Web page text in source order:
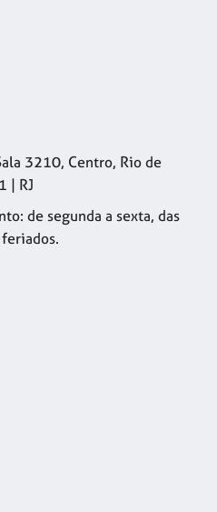
3210, Centro, Rio de
| RJ
de segunda a sexta, das